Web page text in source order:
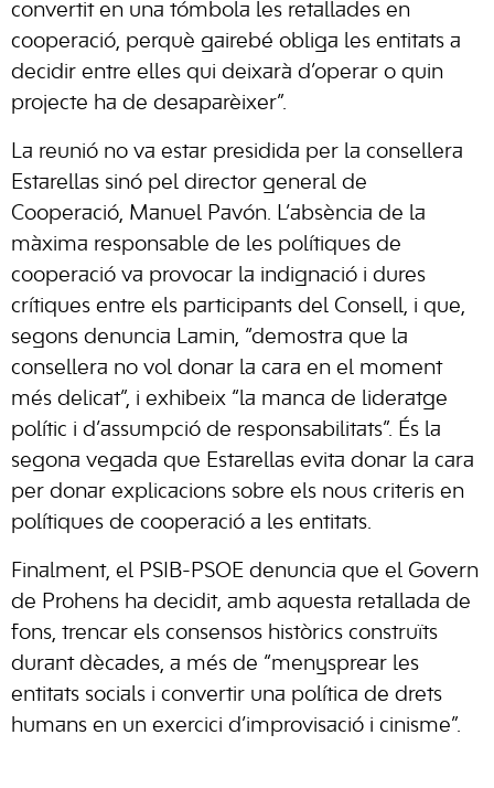
convertit en una tómbola les retallades en
cooperació, perquè gairebé obliga les entitats a
decidir entre elles qui deixarà d’operar o quin
projecte ha de desaparèixer”.
La reunió no va estar presidida per la consellera
Estarellas sinó pel director general de
Cooperació, Manuel Pavón. L’absència de la
màxima responsable de les polítiques de
cooperació va provocar la indignació i dures
crítiques entre els participants del Consell, i que,
segons denuncia Lamin, “demostra que la
consellera no vol donar la cara en el moment
més delicat”, i exhibeix “la manca de lideratge
polític i d’assumpció de responsabilitats”. És la
segona vegada que Estarellas evita donar la cara
per donar explicacions sobre els nous criteris en
polítiques de cooperació a les entitats.
Finalment, el PSIB-PSOE denuncia que el Govern
de Prohens ha decidit, amb aquesta retallada de
fons, trencar els consensos històrics construïts
durant dècades, a més de “menysprear les
entitats socials i convertir una política de drets
humans en un exercici d’improvisació i cinisme”.